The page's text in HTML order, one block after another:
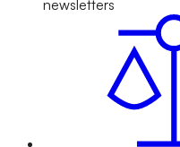
newsletters